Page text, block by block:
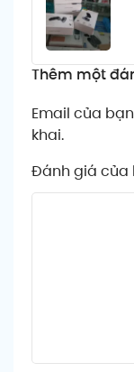
Thêm một
Email của
khai.
Đánh giá của